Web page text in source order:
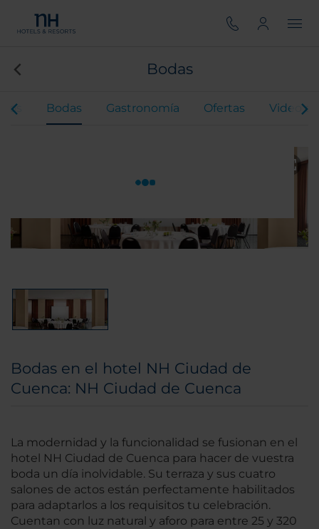
Bodas
Bodas Gastronomía Ofertas Video
Bodas en el hotel NH Ciudad de
Cuenca: NH Ciudad de Cuenca
La modernidad y la funcionalidad se fusionan en el
hotel NH Ciudad de Cuenca para hacer de vuestra
boda un día inolvidable. Su terraza y sus cuatro
salones de actos están perfectamente habilitados
para adaptarlos a los requisitos tu celebración.
Cuentan con luz natural y aforo para entre 25 y 320